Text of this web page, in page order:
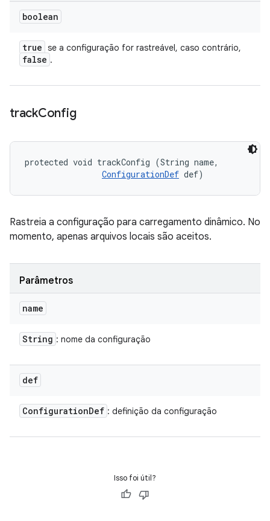
boolean
true se a configuração for rastreável, caso contrário,
false .
trackConfig
protected void trackConfig (String name,
ConfigurationDef def)
Rastreia a configuração para carregamento dinâmico. No
momento, apenas arquivos locais são aceitos.
Parâmetros
name
String : nome da configuração
def
ConfigurationDef : definição da configuração
Isso foi útil?